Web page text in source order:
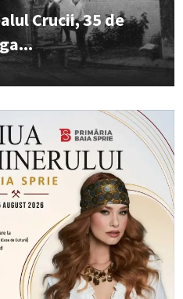
Crucii, 35 de